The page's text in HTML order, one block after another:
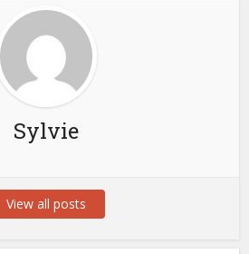
Sylvie
View all posts